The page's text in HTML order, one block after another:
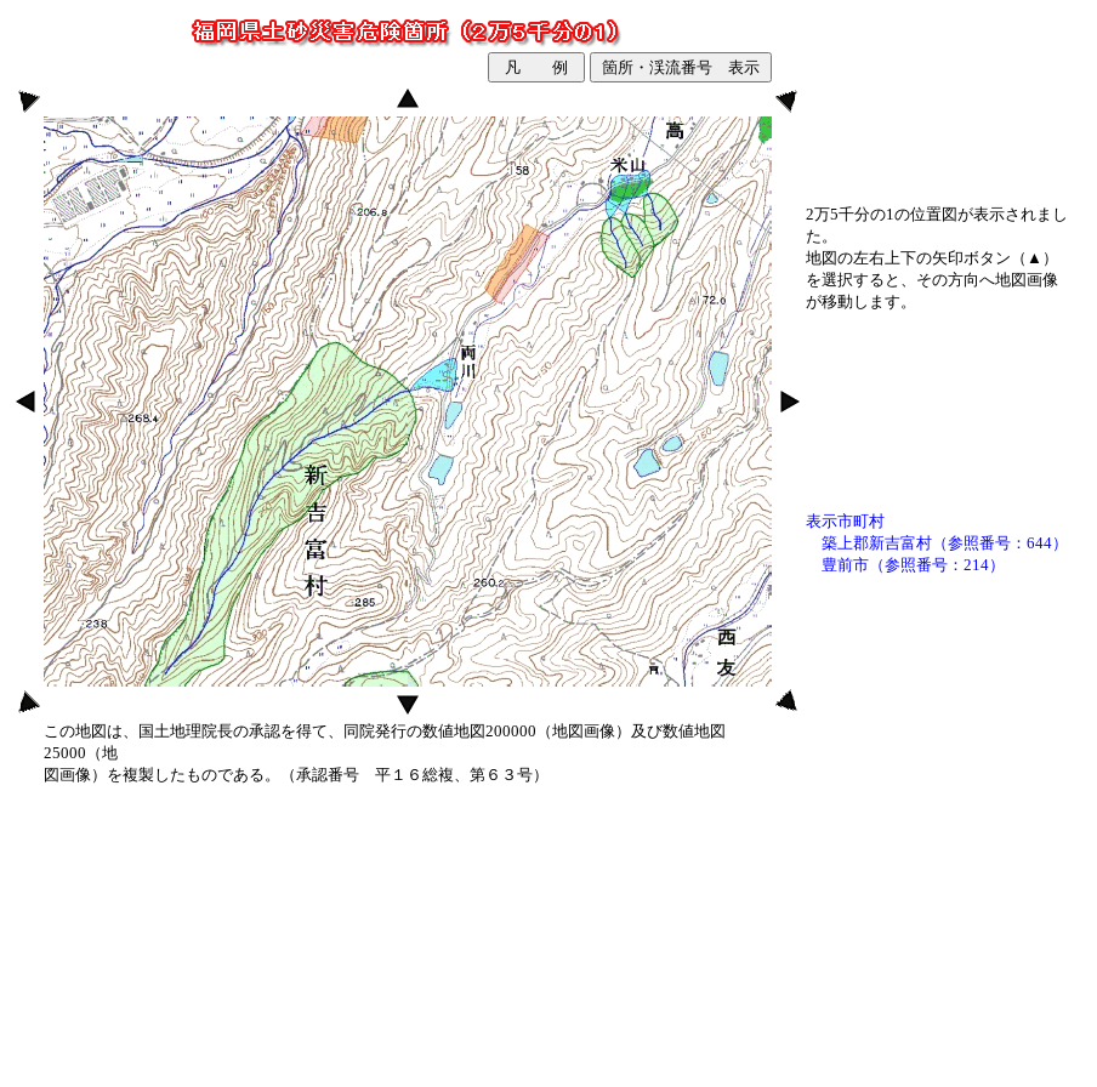
2万5千分の1の位置図が表示されまし
た。
地図の左右上下の矢印ボタン（▲）
を選択すると、その方向へ地図画像
が移動します。
表示市町村
築上郡新吉富村（参照番号：644）
豊前市（参照番号：214）
この地図は、国土地理院長の承認を得て、同院発行の数値地図200000（地図画像）及び数値地図
25000（地
図画像）を複製したものである。（承認番号 平１６総複、第６３号）